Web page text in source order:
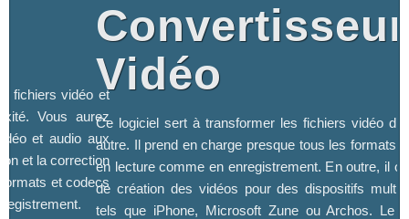
fichiers vidéo et
Vous aurez
et audio aux
et la correction
et codecs
Convertisseur
Vidéo
Ce logiciel sert à transformer les fichiers vidéo
autre. Il prend en charge presque tous les formats
en lecture comme en enregistrement. En outre, il
de création des vidéos pour des dispositifs
tels que iPhone, Microsoft Zune ou Archos. Le